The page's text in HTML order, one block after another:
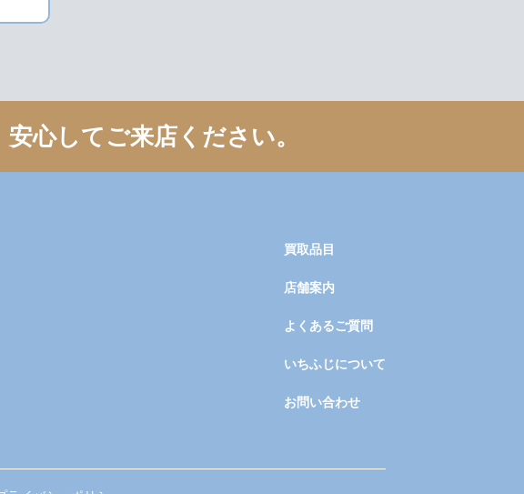
安心してご来店ください。
買取品目
店舗案内
よくあるご質問
いちふじについて
お問い合わせ